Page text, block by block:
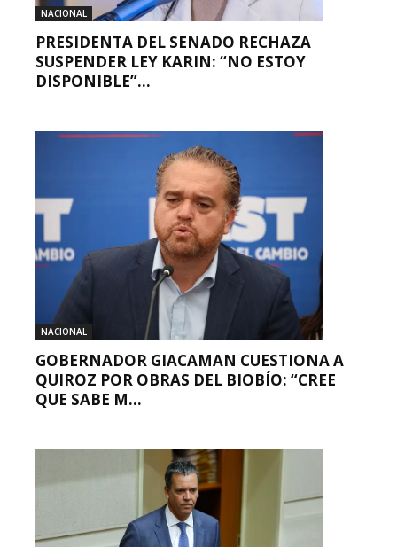
NACIONAL
PRESIDENTA DEL SENADO RECHAZA
SUSPENDER LEY KARIN: “NO ESTOY
DISPONIBLE”...
NACIONAL
GOBERNADOR GIACAMAN CUESTIONA A
QUIROZ POR OBRAS DEL BIOBÍO: “CREE
QUE SABE M...